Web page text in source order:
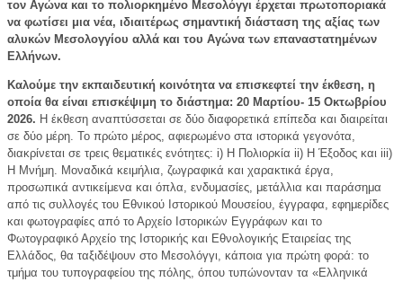
τον Αγώνα και το πολιορκημένο Μεσολόγγι έρχεται πρωτοποριακά
να φωτίσει μια νέα, ιδιαιτέρως σημαντική διάσταση της αξίας των
αλυκών Μεσολογγίου αλλά και του Αγώνα των επαναστατημένων
Ελλήνων.
Καλούμε την εκπαιδευτική κοινότητα να επισκεφτεί την έκθεση, η
οποία θα είναι επισκέψιμη το διάστημα: 20 Μαρτίου- 15 Οκτωβρίου
2026. Η έκθεση αναπτύσσεται σε δύο διαφορετικά επίπεδα και διαιρείται
σε δύο μέρη. Το πρώτο μέρος, αφιερωμένο στα ιστορικά γεγονότα,
διακρίνεται σε τρεις θεματικές ενότητες: i) Η Πολιορκία ii) Η Έξοδος και iii)
Η Μνήμη. Μοναδικά κειμήλια, ζωγραφικά και χαρακτικά έργα,
προσωπικά αντικείμενα και όπλα, ενδυμασίες, μετάλλια και παράσημα
από τις συλλογές του Εθνικού Ιστορικού Μουσείου, έγγραφα, εφημερίδες
και φωτογραφίες από το Αρχείο Ιστορικών Εγγράφων και το
Φωτογραφικό Αρχείο της Ιστορικής και Εθνολογικής Εταιρείας της
Ελλάδος, θα ταξιδέψουν στο Μεσολόγγι, κάποια για πρώτη φορά: το
τμήμα του τυπογραφείου της πόλης, όπου τυπώνονταν τα «Ελληνικά